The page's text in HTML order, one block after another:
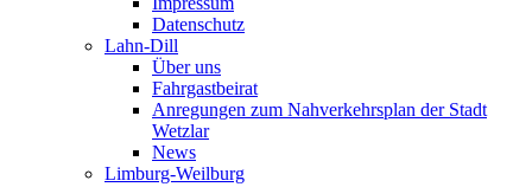
Datenschutz
Lahn-Dill
Über uns
Fahrgastbeirat
Anregungen zum Nahverkehrsplan der Stadt
Wetzlar
News
Limburg-Weilburg